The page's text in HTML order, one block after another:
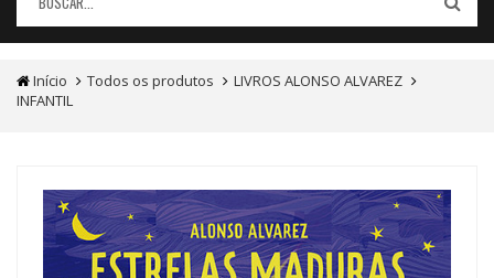
Início Todos os produtos
LIVROS ALONSO ALVAREZ
INFANTIL